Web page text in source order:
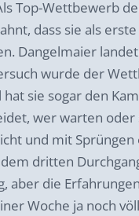
Top-Wettbewerb
dass sie als
Dangelmaier
wurde der
sie sogar den
wer warten
und mit
dritten
aber die
Woche ja noch